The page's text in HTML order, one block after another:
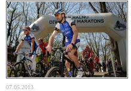
07.05.2013.